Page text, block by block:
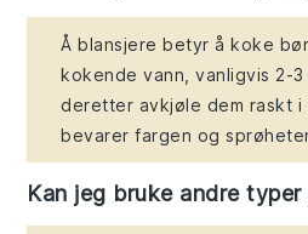
Å blansjere betyr å koke
kokende vann, vanligvis 2-
deretter avkjøle dem raskt i
bevarer fargen og
Kan jeg bruke andre